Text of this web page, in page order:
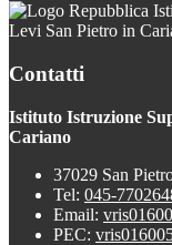
Levi San Pietro in
Contatti
Istituto Istruzione
Cariano
37029 San
Tel: 045-
Email:
PEC: